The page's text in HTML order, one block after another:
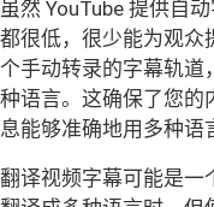
虽然 YouTube 提供自
都很低，很少能为观众
个手动转录的字幕轨道
种语言。这确保了您的
息能够准确地用多种语
翻译视频字幕可能是一